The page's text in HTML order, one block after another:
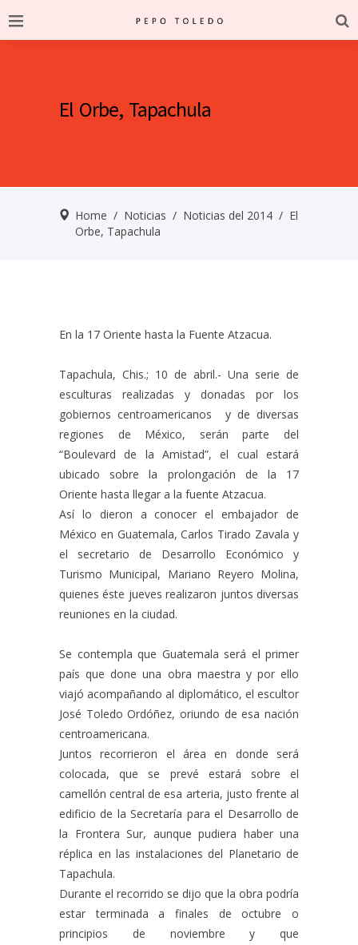
El Orbe, Tapachula
Home / Noticias / Noticias del 2014 / El
Orbe, Tapachula
En la 17 Oriente hasta la Fuente Atzacua.
Tapachula, Chis.; 10 de abril.- Una serie de
esculturas realizadas y donadas por los
gobiernos centroamericanos y de diversas
regiones de México, serán parte del
“Boulevard de la Amistad”, el cual estará
ubicado sobre la prolongación de la 17
Oriente hasta llegar a la fuente Atzacua.
Así lo dieron a conocer el embajador de
México en Guatemala, Carlos Tirado Zavala y
el secretario de Desarrollo Económico y
Turismo Municipal, Mariano Reyero Molina,
quienes éste jueves realizaron juntos diversas
reuniones en la ciudad.
Se contempla que Guatemala será el primer
país que done una obra maestra y por ello
viajó acompañando al diplomático, el escultor
José Toledo Ordóñez, oriundo de esa nación
centroamericana.
Juntos recorrieron el área en donde será
colocada, que se prevé estará sobre el
camellón central de esa arteria, justo frente al
edificio de la Secretaría para el Desarrollo de
la Frontera Sur, aunque pudiera haber una
réplica en las instalaciones del Planetario de
Tapachula.
Durante el recorrido se dijo que la obra podría
estar terminada a finales de octubre o
principios de noviembre y que